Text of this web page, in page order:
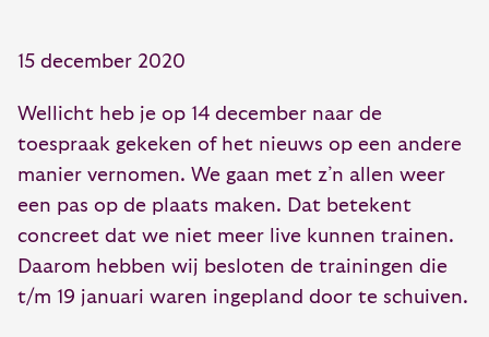
15 december 2020
Wellicht heb je op 14 december naar de
toespraak gekeken of het nieuws op een andere
manier vernomen. We gaan met z’n allen weer
een pas op de plaats maken. Dat betekent
concreet dat we niet meer live kunnen trainen.
Daarom hebben wij besloten de trainingen die
t/m 19 januari waren ingepland door te schuiven.